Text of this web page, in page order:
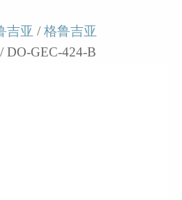
吉亚 / 格鲁吉亚
/ DO-GEC-424-B